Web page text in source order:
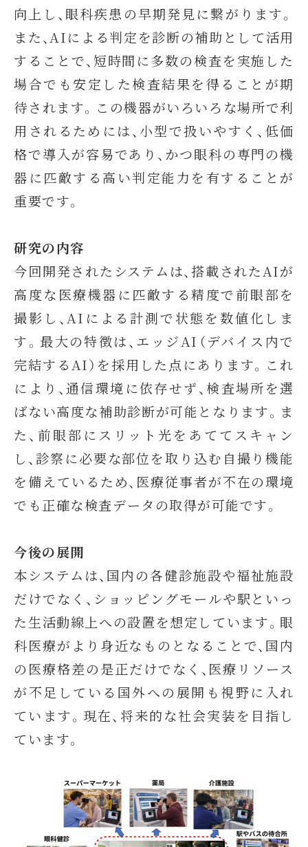
向上し、眼科疾患の早期発見に繋がります。
また、AIによる判定を診断の補助として活用
することで、短時間に多数の検査を実施した
場合でも安定した検査結果を得ることが期
待されます。この機器がいろいろな場所で利
用されるためには、小型で扱いやすく、低価
格で導入が容易であり、かつ眼科の専門の機
器に匹敵する高い判定能力を有することが
重要です。
研究の内容
今回開発されたシステムは、搭載されたAIが
高度な医療機器に匹敵する精度で前眼部を
撮影し、AIによる計測で状態を数値化しま
す。最大の特徴は、エッジAI（デバイス内で
完結するAI）を採用した点にあります。これ
により、通信環境に依存せず、検査場所を選
ばない高度な補助診断が可能となります。ま
た、前眼部にスリット光をあててスキャン
し、診察に必要な部位を取り込む自撮り機能
を備えているため、医療従事者が不在の環境
でも正確な検査データの取得が可能です。
今後の展開
本システムは、国内の各健診施設や福祉施設
だけでなく、ショッピングモールや駅といっ
た生活動線上への設置を想定しています。眼
科医療がより身近なものとなることで、国内
の医療格差の是正だけでなく、医療リソース
が不足している国外への展開も視野に入れ
ています。現在、将来的な社会実装を目指し
ています。